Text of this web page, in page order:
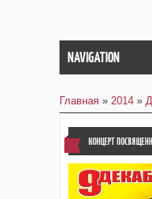
NAVIGATION
Главная » 2014 »
КОНЦЕРТ